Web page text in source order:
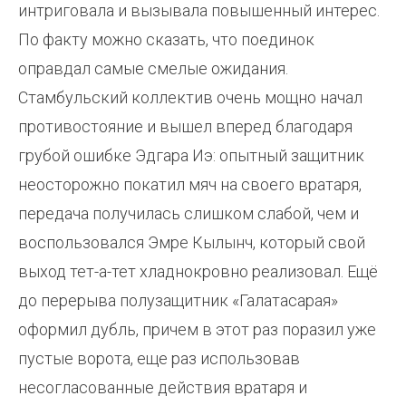
интриговала и вызывала повышенный интерес.
По факту можно сказать, что поединок
оправдал самые смелые ожидания.
Стамбульский коллектив очень мощно начал
противостояние и вышел вперед благодаря
грубой ошибке Эдгара Иэ: опытный защитник
неосторожно покатил мяч на своего вратаря,
передача получилась слишком слабой, чем и
воспользовался Эмре Кылынч, который свой
выход тет-а-тет хладнокровно реализовал. Ещё
до перерыва полузащитник «Галатасарая»
оформил дубль, причем в этот раз поразил уже
пустые ворота, еще раз использовав
несогласованные действия вратаря и